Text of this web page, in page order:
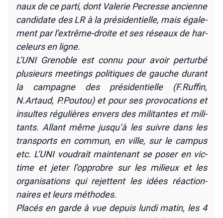
naux de ce par­ti, dont Vale­rie Pecresse ancienne
can­di­date des LR à la pré­si­den­tielle, mais éga­le­
ment par l’extrême-droite et ses réseaux de har­
ce­leurs en ligne.
L’UNI Gre­noble est connu pour avoir per­tur­bé
plu­sieurs mee­tings poli­tiques de gauche durant
la cam­pagne des pré­si­den­tielle (F.Ruffin,
N.Artaud, P.Poutou) et pour ses pro­vo­ca­tions et
insultes régu­lières envers des mili­tantes et mili­
tants. Allant même jus­qu’à les suivre dans les
trans­ports en com­mun, en ville, sur le cam­pus
etc. L’UNI vou­drait main­te­nant se poser en vic­
time et jeter l’op­probre sur les milieux et les
orga­ni­sa­tions qui rejettent les idées réac­tion­
naires et leurs méthodes.
Pla­cés en garde à vue depuis lun­di matin, les 4